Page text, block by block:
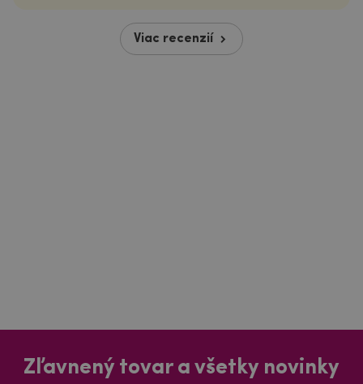
Viac recenzií
Zľavnený tovar a všetky novinky